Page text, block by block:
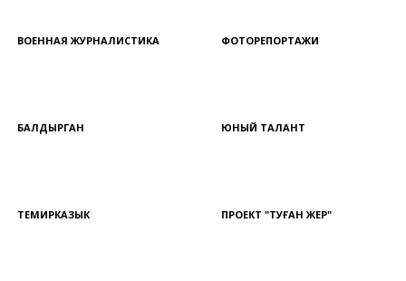
ВОЕННАЯ ЖУРНАЛИСТИКА ФОТОРЕПОРТАЖИ
БАЛДЫРГАН ЮНЫЙ ТАЛАНТ
ТЕМИРКАЗЫК ПРОЕКТ "ТУҒАН ЖЕР"